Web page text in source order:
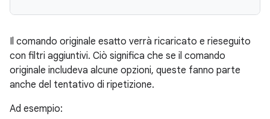
Il comando originale esatto verrà ricaricato e rieseguito
con filtri aggiuntivi. Ciò significa che se il comando
originale includeva alcune opzioni, queste fanno parte
anche del tentativo di ripetizione.
Ad esempio: